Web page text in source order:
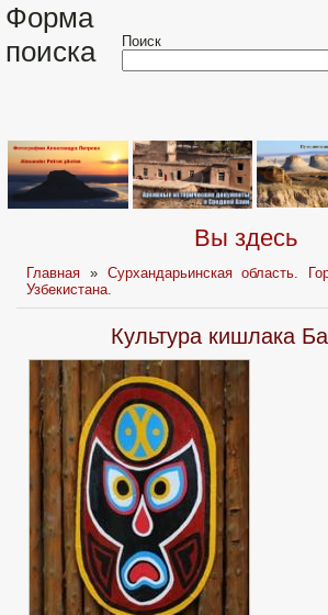
Форма
поиска
Поиск
Вы здесь
Главная » Сурхандарьинская область.
Узбекистана.
Культура кишлака